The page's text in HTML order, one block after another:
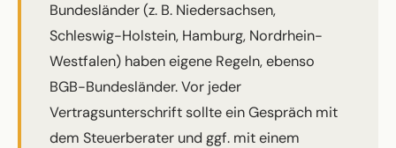
Bundesländer (z. B. Niedersachsen,
Schleswig-Holstein, Hamburg, Nordrhein-
Westfalen) haben eigene Regeln, ebenso
BGB-Bundesländer. Vor jeder
Vertragsunterschrift sollte ein Gespräch mit
dem Steuerberater und ggf. mit einem